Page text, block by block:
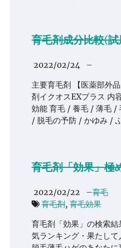
育毛剤成分比較(
2022/02/24
–
主要育毛剤 【医薬部外
剤イクオスEXプラス 内
効能 育毛 / 養毛 / 薄毛 /
/ 脱毛の予防 / かゆみ /
育毛剤「効果」極
2022/02/22 –育毛
育毛剤, 育毛効果
育毛剤「効果」の検索
気ランキング・果たし